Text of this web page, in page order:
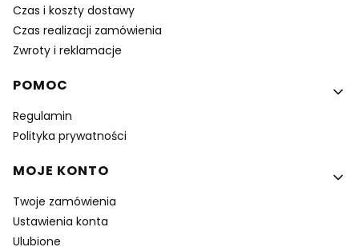
Czas i koszty dostawy
Czas realizacji zamówienia
Zwroty i reklamacje
POMOC
Regulamin
Polityka prywatności
MOJE KONTO
Twoje zamówienia
Ustawienia konta
Ulubione